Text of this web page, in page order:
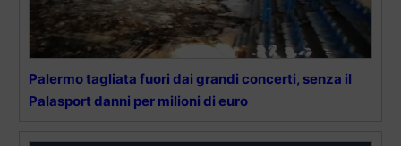
Palermo tagliata fuori dai grandi concerti, senza il
Palasport danni per milioni di euro